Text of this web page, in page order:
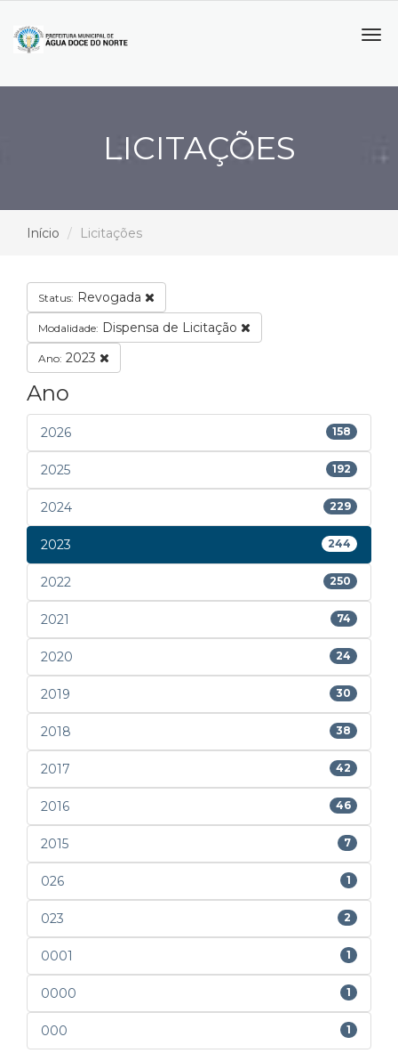
LICITAÇÕES
Início Licitações
Status: Revogada
Modalidade: Dispensa de Licitação
Ano: 2023
Ano
2026 158
2025 192
2024 229
2023 244
2022 250
2021 74
2020 24
2019 30
2018 38
2017 42
2016 46
2015 7
026 1
023 2
0001 1
0000 1
000 1